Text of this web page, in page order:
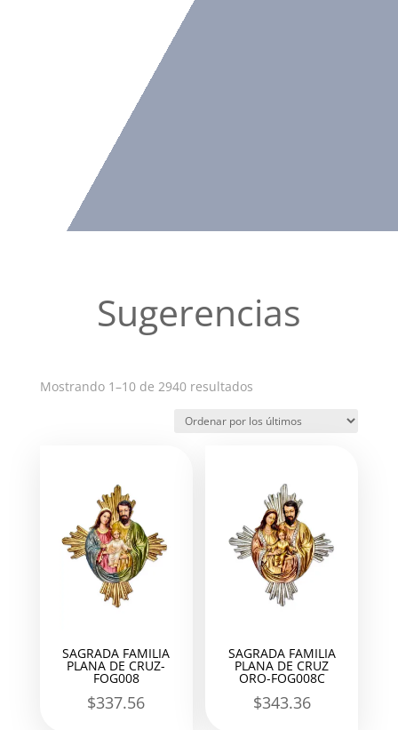
Sugerencias
Mostrando 1–10 de 2940 resultadosOrdenado
los
SAGRADA FAMILIA
PLANA DE CRUZ-
FOG008
$337.56
SAGRADA FAMILIA
PLANA DE CRUZ
ORO-FOG008C
$343.36